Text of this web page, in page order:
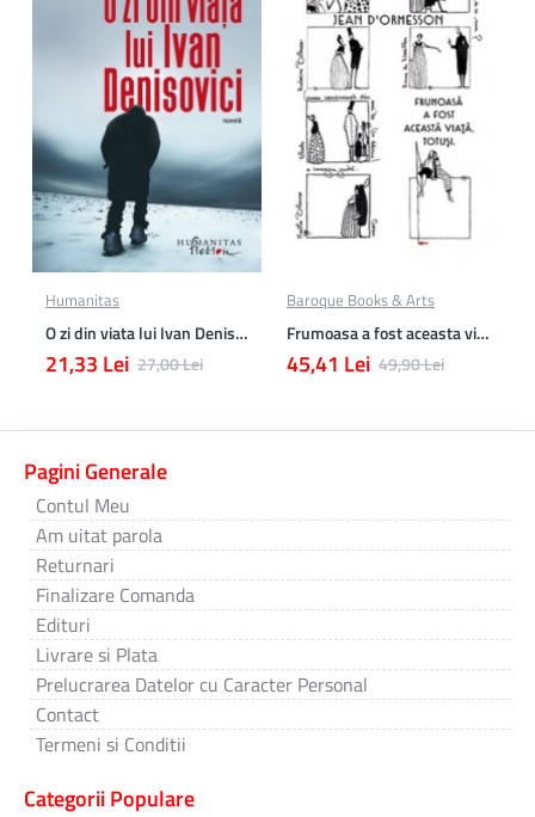
Humanitas
O zi din viata lui Ivan Denisovici
21,33 Lei 27,00 Lei
Baroque Books & Arts
Frumoasa a fost aceasta viata. totusi.
45,41 Lei 49,90 Lei
Pagini Generale
Contul Meu
Am uitat parola
Returnari
Finalizare Comanda
Edituri
Livrare si Plata
Prelucrarea Datelor cu Caracter Personal
Contact
Termeni si Conditii
Categorii Populare